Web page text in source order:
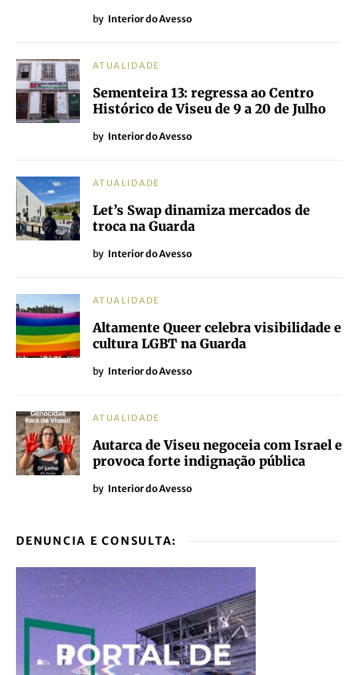
by Interior do Avesso
ATUALIDADE
Sementeira 13: regressa ao Centro
Histórico de Viseu de 9 a 20 de Julho
by Interior do Avesso
ATUALIDADE
Let’s Swap dinamiza mercados de
troca na Guarda
by Interior do Avesso
ATUALIDADE
Altamente Queer celebra visibilidade e
cultura LGBT na Guarda
by Interior do Avesso
ATUALIDADE
Autarca de Viseu negoceia com Israel e
provoca forte indignação pública
by Interior do Avesso
DENUNCIA E CONSULTA: